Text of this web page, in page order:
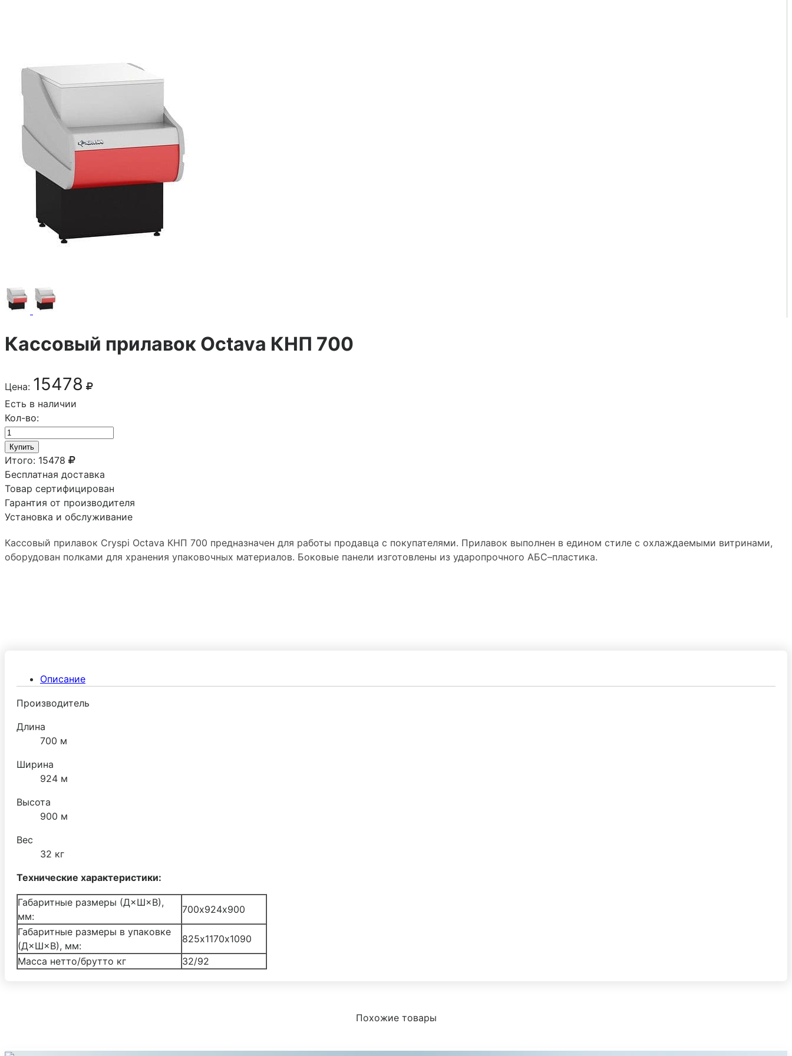
Кассовый прилавок Octava КНП 700
Цена: 15478
Есть в наличии
Кол-во:
Купить
Итого: 15478
Бесплатная доставка
Товар сертифицирован
Гарантия от производителя
Установка и обслуживание
Кассовый прилавок Cryspi Octava КНП 700 предназначен для работы продавца с покупателями. Прилавок выполнен в едином стиле с охлаждаемыми витринами,
оборудован полками для хранения упаковочных материалов. Боковые панели изготовлены из ударопрочного АБС–пластика.
Описание
Производитель
Длина
700 м
Ширина
924 м
Высота
900 м
Вес
32 кг
Технические характеристики:
Габаритные размеры (Д×Ш×В),
мм:
700х924х900
Габаритные размеры в упаковке
(Д×Ш×В), мм:
825х1170х1090
Масса нетто/брутто кг
32/92
Похожие товары